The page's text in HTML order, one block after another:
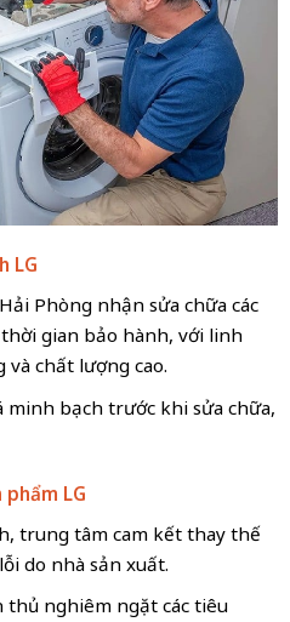
LG
Phòng nhận sửa chữa các
gian bảo hành, với linh
chất lượng cao.
minh bạch trước khi sửa chữa,
phẩm LG
trung tâm cam kết thay thế
do nhà sản xuất.
nghiêm ngặt các tiêu